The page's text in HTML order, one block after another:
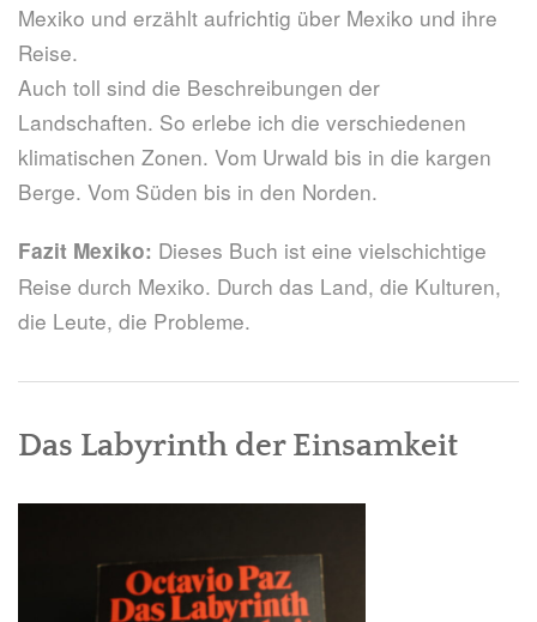
Mexiko und erzählt aufrichtig über Mexiko und ihre
Reise.
Auch toll sind die Beschreibungen der
Landschaften. So erlebe ich die verschiedenen
klimatischen Zonen. Vom Urwald bis in die kargen
Berge. Vom Süden bis in den Norden.
Fazit Mexiko: Dieses Buch ist eine vielschichtige
Reise durch Mexiko. Durch das Land, die Kulturen,
die Leute, die Probleme.
Das Labyrinth der Einsamkeit